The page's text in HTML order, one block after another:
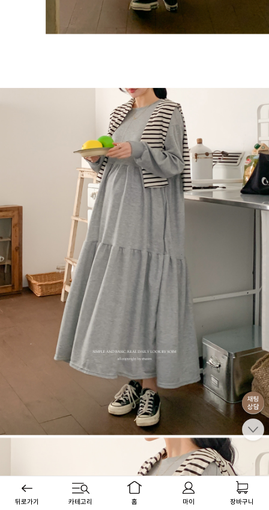
뒤로가기 카테고리 홈 마이 장바구니